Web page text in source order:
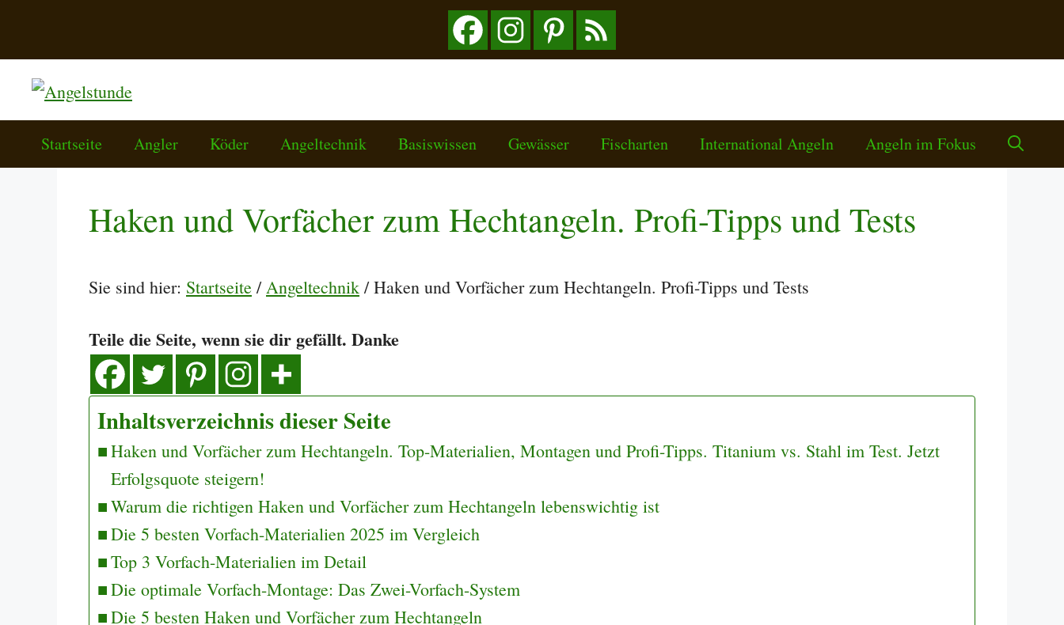
springen
Startseite Angler Köder Angeltechnik Basiswissen Gewässer Fischarten International Angeln Angeln im Fokus
Haken und Vorfächer zum Hechtangeln. Profi-Tipps und Tests
Sie sind hier: Startseite / Angeltechnik /Haken und Vorfächer zum Hechtangeln. Profi-Tipps und Tests
Teile die Seite, wenn sie dir gefällt. Danke
Inhaltsverzeichnis dieser Seite
Haken und Vorfächer zum Hechtangeln. Top-Materialien, Montagen und Profi-Tipps. Titanium vs. Stahl im Test. Jetzt
Erfolgsquote steigern!
Warum die richtigen Haken und Vorfächer zum Hechtangeln lebenswichtig ist
Die 5 besten Vorfach-Materialien 2025 im Vergleich
Top 3 Vorfach-Materialien im Detail
Die optimale Vorfach-Montage: Das Zwei-Vorfach-System
Die 5 besten Haken und Vorfächer zum Hechtangeln